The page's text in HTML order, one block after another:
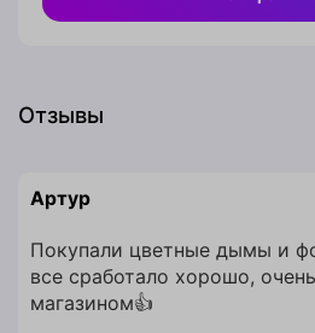
Комментарий
Заказать
Отзывы
Артур
Покупали цветные дымы и
все сработало хорошо,
магазином👍